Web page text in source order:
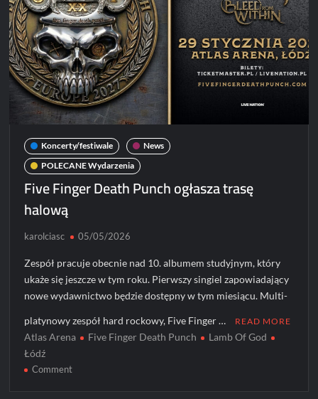
Koncerty/festiwale
News
POLECANE Wydarzenia
Five Finger Death Punch ogłasza trasę
halową
karolciasc 05/05/2026
Zespół pracuje obecnie nad 10. albumem studyjnym, który
ukaże się jeszcze w tym roku. Pierwszy singiel zapowiadający
nowe wydawnictwo będzie dostępny w tym miesiącu. Multi-
platynowy zespół hard rockowy, Five Finger … READ MORE
Atlas Arena Five Finger Death Punch
Lamb Of God
Łódź
Commenton